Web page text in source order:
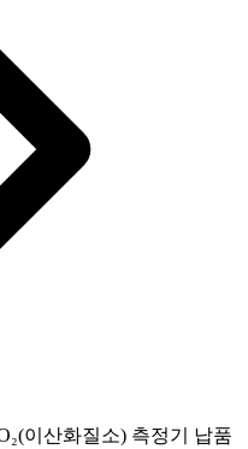
이산화질소) 측정기 납품